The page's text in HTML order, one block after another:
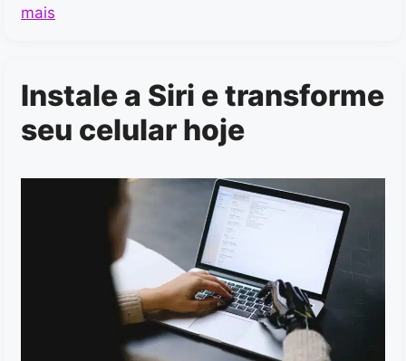
mais
Instale a Siri e transforme
seu celular hoje